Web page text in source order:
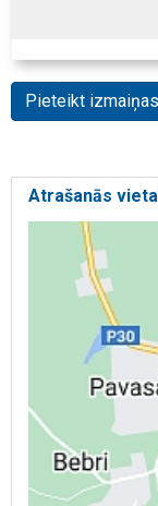
Pieteikt
Atrašanās